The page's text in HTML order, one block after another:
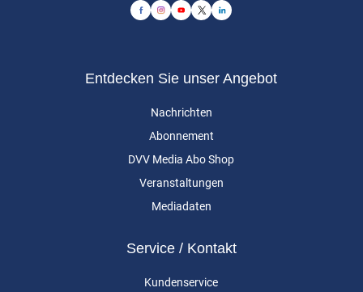
Entdecken Sie unser Angebot
Nachrichten
Abonnement
DVV Media Abo Shop
Veranstaltungen
Mediadaten
Service / Kontakt
Kundenservice